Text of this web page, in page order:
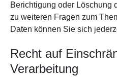
Berichtigung oder Löschung
zu weiteren Fragen zum
Daten können Sie sich
Recht auf
Verarbeitung